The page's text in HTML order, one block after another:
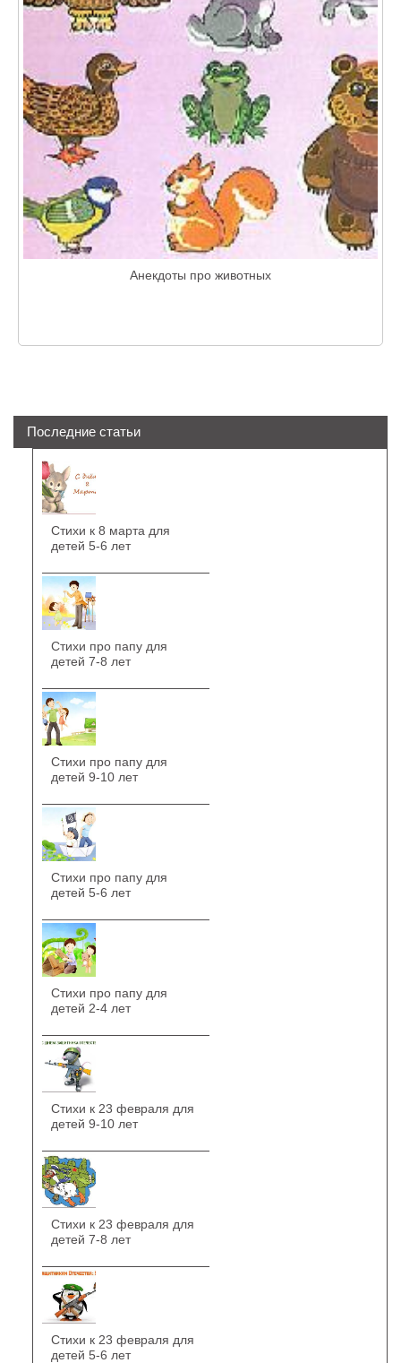
Анекдоты про животных
Последние статьи
Стихи к 8 марта для
детей 5-6 лет
Стихи про папу для
детей 7-8 лет
Стихи про папу для
детей 9-10 лет
Стихи про папу для
детей 5-6 лет
Стихи про папу для
детей 2-4 лет
Стихи к 23 февраля для
детей 9-10 лет
Стихи к 23 февраля для
детей 7-8 лет
Стихи к 23 февраля для
детей 5-6 лет